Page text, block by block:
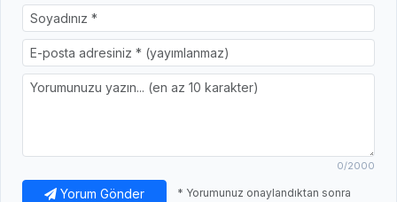
0/2000
Yorum Gönder
* Yorumunuz onaylandıktan sonra